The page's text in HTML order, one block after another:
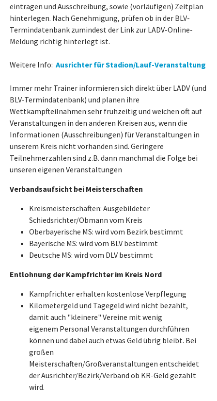
eintragen und Ausschreibung, sowie (vorläufigen) Zeitplan
hinterlegen. Nach Genehmigung, prüfen ob in der BLV-
Termindatenbank zumindest der Link zur LADV-Online-
Meldung richtig hinterlegt ist.
Weitere Info: Ausrichter für Stadion/Lauf-Veranstaltung
Immer mehr Trainer informieren sich direkt über LADV (und
BLV-Termindatenbank) und planen ihre
Wettkampfteilnahmen sehr frühzeitig und weichen oft auf
Veranstaltungen in den anderen Kreisen aus, wenn die
Informationen (Ausschreibungen) für Veranstaltungen in
unserem Kreis nicht vorhanden sind. Geringere
Teilnehmerzahlen sind z.B. dann manchmal die Folge bei
unseren eigenen Veranstaltungen
Verbandsaufsicht bei Meisterschaften
Kreismeisterschaften: Ausgebildeter
Schiedsrichter/Obmann vom Kreis
Oberbayerische MS: wird vom Bezirk bestimmt
Bayerische MS: wird vom BLV bestimmt
Deutsche MS: wird vom DLV bestimmt
Entlohnung der Kampfrichter im Kreis Nord
Kampfrichter erhalten kostenlose Verpflegung
Kilometergeld und Tagegeld wird nicht bezahlt,
damit auch "kleinere" Vereine mit wenig
eigenem Personal Veranstaltungen durchführen
können und dabei auch etwas Geld übrig bleibt. Bei
großen
Meisterschaften/Großveranstaltungen entscheidet
der Ausrichter/Bezirk/Verband ob KR-Geld gezahlt
wird.